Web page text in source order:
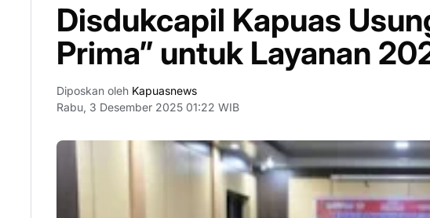
Disdukcapil Kapuas
Prima” untuk Layanan
Diposkan oleh Kapuasnews
Rabu, 3 Desember 2025 01:22 WIB